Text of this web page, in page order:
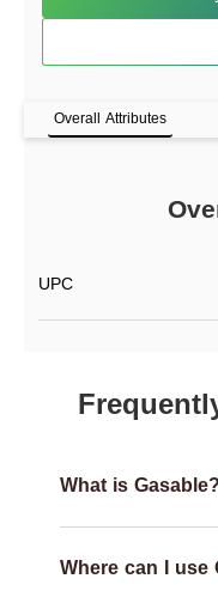
Overall Attributes
UPC
What is Gasable?
Where can I use